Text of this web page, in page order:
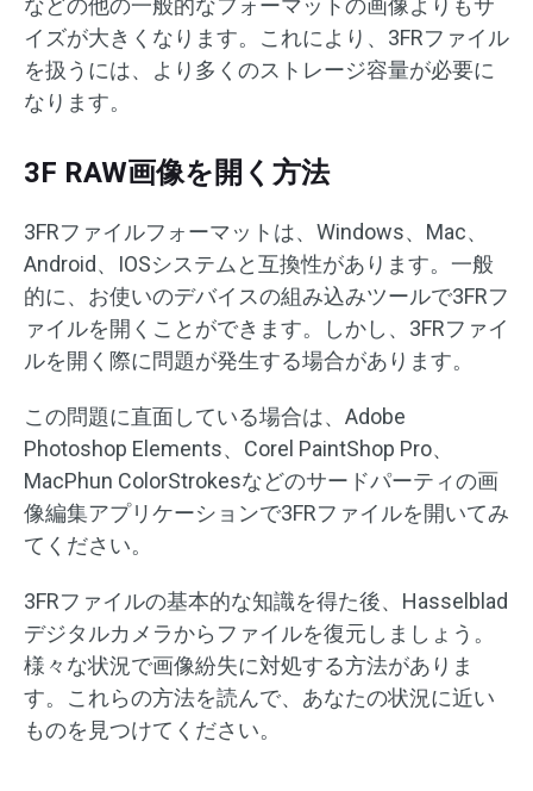
などの他の一般的なフォーマットの画像よりもサ
イズが大きくなります。これにより、3FRファイル
を扱うには、より多くのストレージ容量が必要に
なります。
3F RAW画像を開く方法
3FRファイルフォーマットは、Windows、Mac、
Android、IOSシステムと互換性があります。一般
的に、お使いのデバイスの組み込みツールで3FRフ
ァイルを開くことができます。しかし、3FRファイ
ルを開く際に問題が発生する場合があります。
この問題に直面している場合は、Adobe
Photoshop Elements、Corel PaintShop Pro、
MacPhun ColorStrokesなどのサードパーティの画
像編集アプリケーションで3FRファイルを開いてみ
てください。
3FRファイルの基本的な知識を得た後、Hasselblad
デジタルカメラからファイルを復元しましょう。
様々な状況で画像紛失に対処する方法がありま
す。これらの方法を読んで、あなたの状況に近い
ものを見つけてください。